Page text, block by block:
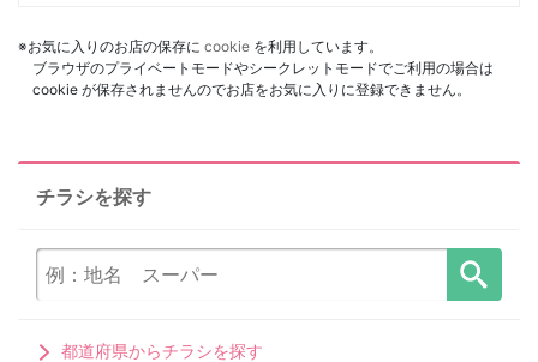
※お気に入りのお店の保存に cookie を利用しています。
ブラウザのプライベートモードやシークレットモードでご利用の場合は
cookie が保存されませんのでお店をお気に入りに登録できません。
チラシを探す
都道府県からチラシを探す